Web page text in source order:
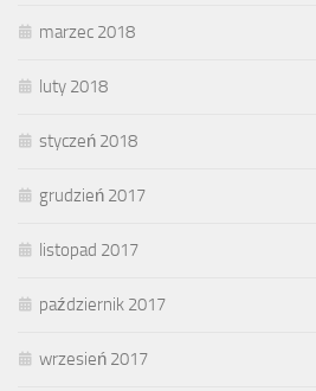
marzec 2018
luty 2018
styczeń 2018
grudzień 2017
listopad 2017
październik 2017
wrzesień 2017